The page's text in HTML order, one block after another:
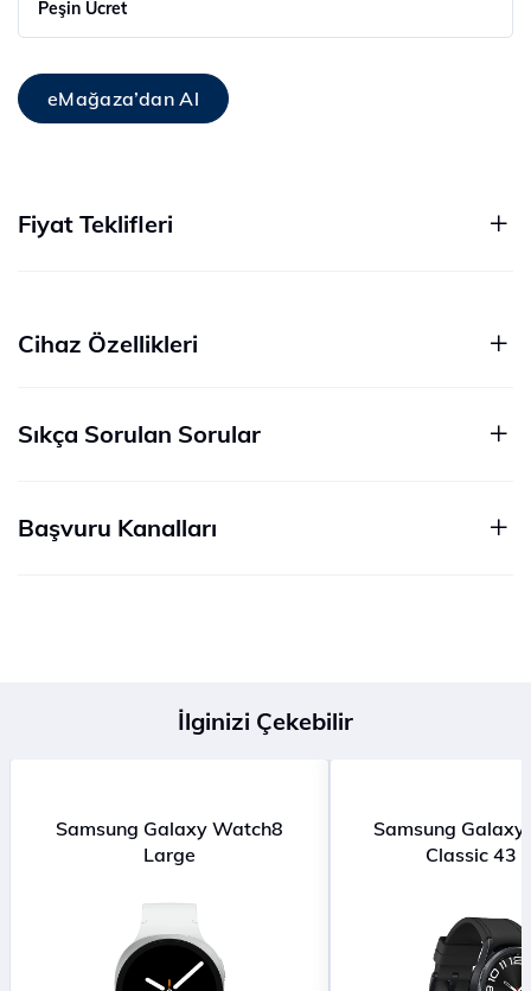
Peşin Ücret
eMağaza’dan Al
Fiyat Teklifleri
Cihaz Özellikleri
Sıkça Sorulan Sorular
Başvuru Kanalları
İlginizi Çekebilir
Samsung Galaxy Watch8
Large
Samsung
Classic 43